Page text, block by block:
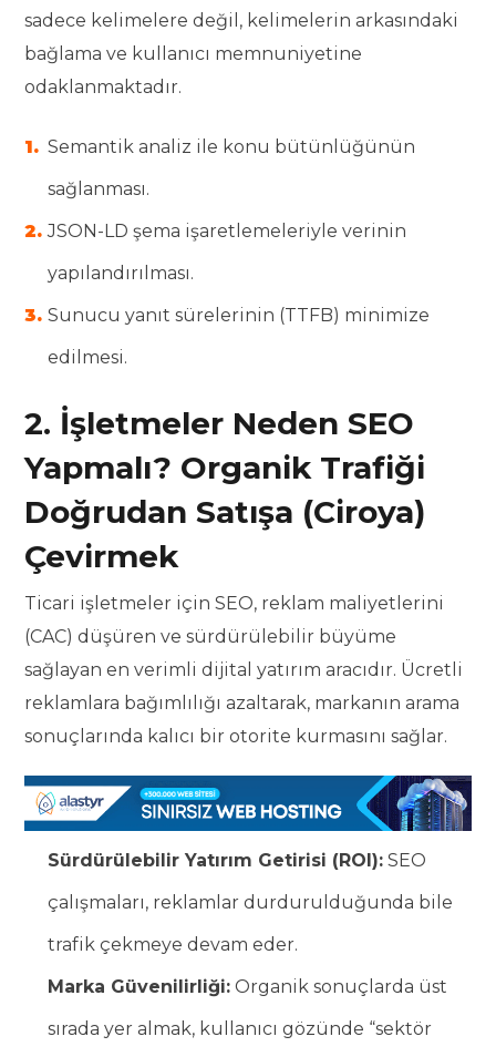
sadece kelimelere değil, kelimelerin arkasındaki
bağlama ve kullanıcı memnuniyetine
odaklanmaktadır.
Semantik analiz ile konu bütünlüğünün
sağlanması.
JSON-LD şema işaretlemeleriyle verinin
yapılandırılması.
Sunucu yanıt sürelerinin (TTFB) minimize
edilmesi.
2. İşletmeler Neden SEO
Yapmalı? Organik Trafiği
Doğrudan Satışa (Ciroya)
Çevirmek
Ticari işletmeler için SEO, reklam maliyetlerini
(CAC) düşüren ve sürdürülebilir büyüme
sağlayan en verimli dijital yatırım aracıdır. Ücretli
reklamlara bağımlılığı azaltarak, markanın arama
sonuçlarında kalıcı bir otorite kurmasını sağlar.
Sürdürülebilir Yatırım Getirisi (ROI): SEO
çalışmaları, reklamlar durdurulduğunda bile
trafik çekmeye devam eder.
Marka Güvenilirliği: Organik sonuçlarda üst
sırada yer almak, kullanıcı gözünde “sektör